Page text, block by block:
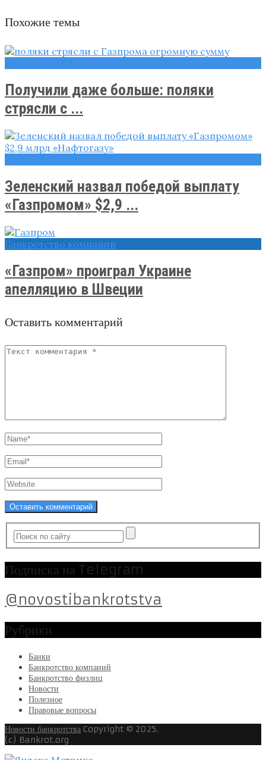
Похожие темы
Получили даже больше: поляки
стрясли с ...
Зеленский назвал победой выплату
«Газпромом» $2,9 ...
Банкротство компаний
«Газпром» проиграл Украине
апелляцию в Швеции
Оставить комментарий
Подписка на Telegram
@novostibankrotstva
Рубрики
Банки
Банкротство компаний
Банкротство физлиц
Новости
Полезное
Правовые вопросы
Новости банкротства Copyright © 2025.
(c) Bankrot.org